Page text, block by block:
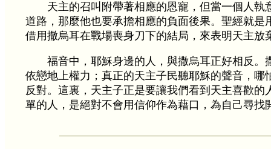
天主的召叫附帶著相應的恩寵，但當一個人執
道路，那麼他也要承擔相應的負面後果。聖經就是
借用撒烏耳在戰場喪身刀下的結局，來表明天主放
福音中，耶穌身邊的人，與撒烏耳正好相反。
依戀地上權力；真正的天主子民聽耶穌的聲音，哪
反對。這裏，天主子正是要讓我們看到天主喜歡的
單的人，是絕對不會用信仰作為藉口，為自己尋找